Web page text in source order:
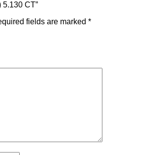
5.130 CT”
fields are marked *